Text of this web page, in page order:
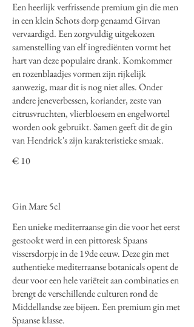
Een heerlijk verfrissende premium gin die men
in een klein Schots dorp genaamd Girvan
vervaardigd. Een zorgvuldig uitgekozen
samenstelling van elf ingrediënten vormt het
hart van deze populaire drank. Komkommer
en rozenblaadjes vormen zijn rijkelijk
aanwezig, maar dit is nog niet alles. Onder
andere jeneverbessen, koriander, zeste van
citrusvruchten, vlierbloesem en engelwortel
worden ook gebruikt. Samen geeft dit de gin
van Hendrick's zijn karakteristieke smaak.
€ 10
Gin Mare 5cl
Een unieke mediterraanse gin die voor het eerst
gestookt werd in een pittoresk Spaans
vissersdorpje in de 19de eeuw. Deze gin met
authentieke mediterraanse botanicals opent de
deur voor een hele variëteit aan combinaties en
brengt de verschillende culturen rond de
Middellandse zee bijeen. Een premium gin met
Spaanse klasse.